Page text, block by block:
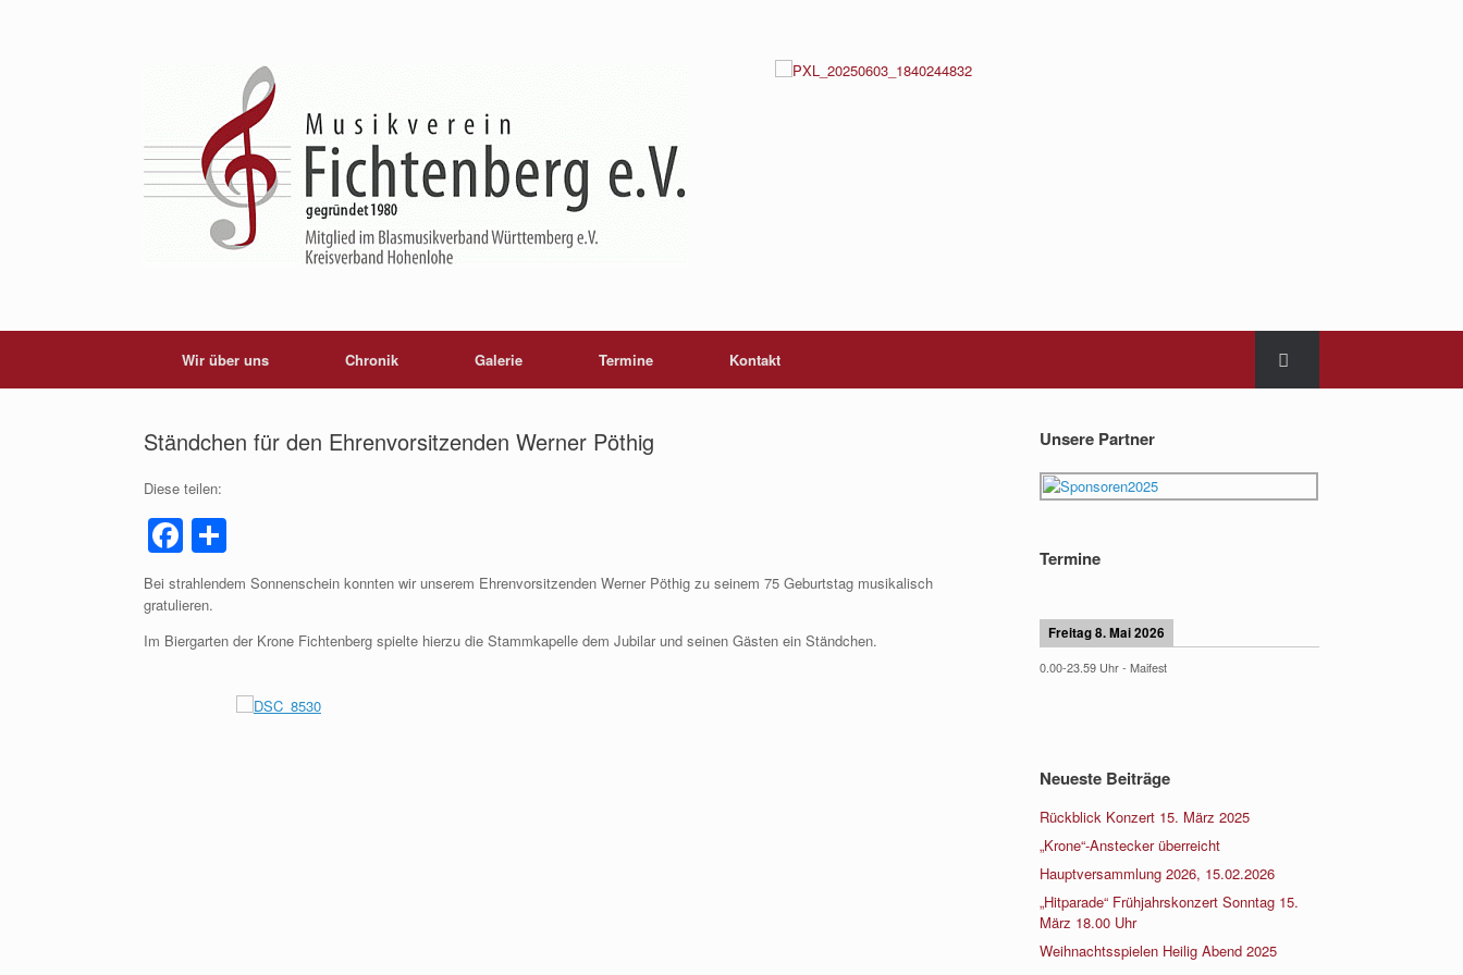
Wir über uns Chronik Galerie Termine Kontakt
Ständchen für den Ehrenvorsitzenden Werner Pöthig
Diese teilen:
F
a
c
e
eil
e
n
Bei strahlendem Sonnenschein konnten wir unserem Ehrenvorsitzenden Werner Pöthig zu seinem 75 Geburtstag musikalisch
gratulieren.
Im Biergarten der Krone Fichtenberg spielte hierzu die Stammkapelle dem Jubilar und seinen Gästen ein Ständchen.
Unsere Partner
Termine
Freitag 8. Mai 2026
0.00-23.59 Uhr -Maifest
Neueste Beiträge
Rückblick Konzert 15. März 2025
„Krone“-Anstecker überreicht
Hauptversammlung 2026, 15.02.2026
„Hitparade“ Frühjahrskonzert Sonntag 15.
März 18.00 Uhr
Weihnachtsspielen Heilig Abend 2025